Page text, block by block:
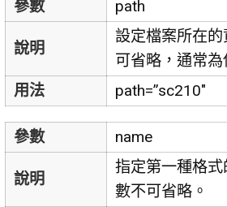
參數 path
說明
設定檔案所在
可省略，通常為
用法
path=”sc210″
參數 name
說明
指定第一種格
數不可省略。